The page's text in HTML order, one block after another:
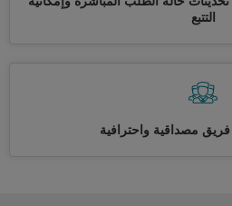
التتبع
فريق مصداقية واحترافية